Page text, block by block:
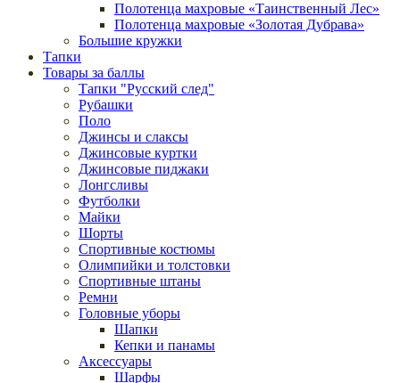
Полотенца махровые «Таинственный Лес»
Полотенца махровые «Золотая Дубрава»
Большие кружки
Тапки
Товары за баллы
Тапки "Русский след"
Рубашки
Поло
Джинсы и слаксы
Джинсовые куртки
Джинсовые пиджаки
Лонгсливы
Футболки
Майки
Шорты
Спортивные костюмы
Олимпийки и толстовки
Спортивные штаны
Ремни
Головные уборы
Шапки
Кепки и панамы
Аксессуары
Шарфы